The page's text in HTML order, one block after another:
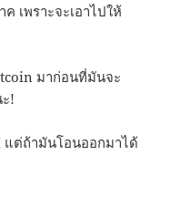
เพราะจะเอาไปให้
มาก่อนที่มันจะ
!
แต่ถ้ามันโอนออกมาได้